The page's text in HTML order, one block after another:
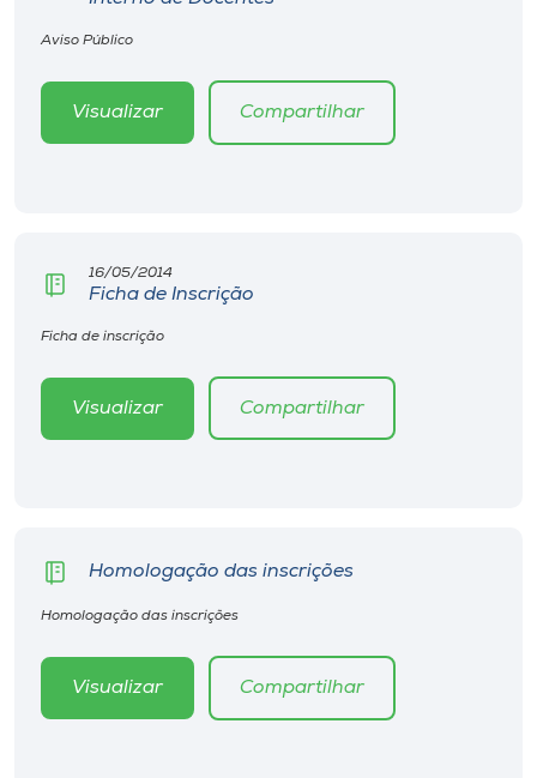
Aviso Público
Visualizar Compartilhar
16/05/2014
Ficha de Inscrição
Ficha de inscrição
Visualizar Compartilhar
Homologação das inscrições
Homologação das inscrições
Visualizar Compartilhar